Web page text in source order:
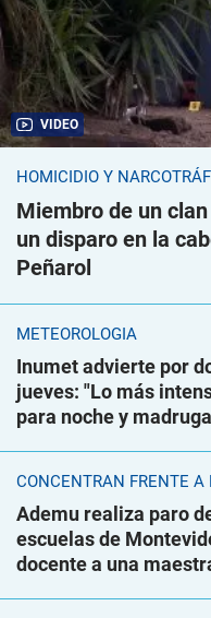
VIDEO
HOMICIDIO Y
Miembro de un
un disparo en la
Peñarol
METEOROLOGÍA
Inumet advierte por
jueves: "Lo más
para noche y
CONCENTRAN FRENTE A
Ademu realiza paro
escuelas de
docente a una